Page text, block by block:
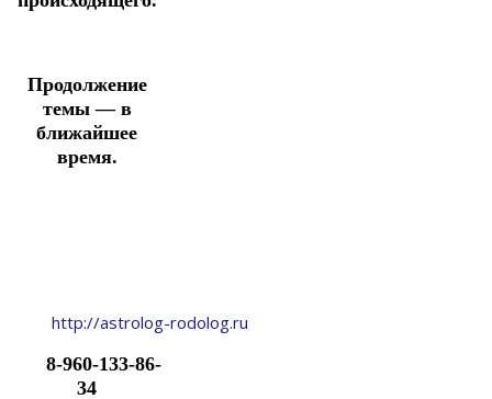
Продолжение
темы — в
ближайшее
время.
http://astrolog-rodolog.ru
8-960-133-86-
34